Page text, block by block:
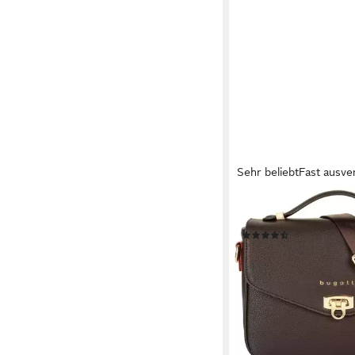
Sehr beliebtFast
Umhängetasche ELLA
(78)
94,95 €
lieferbar - in 1-2
+2